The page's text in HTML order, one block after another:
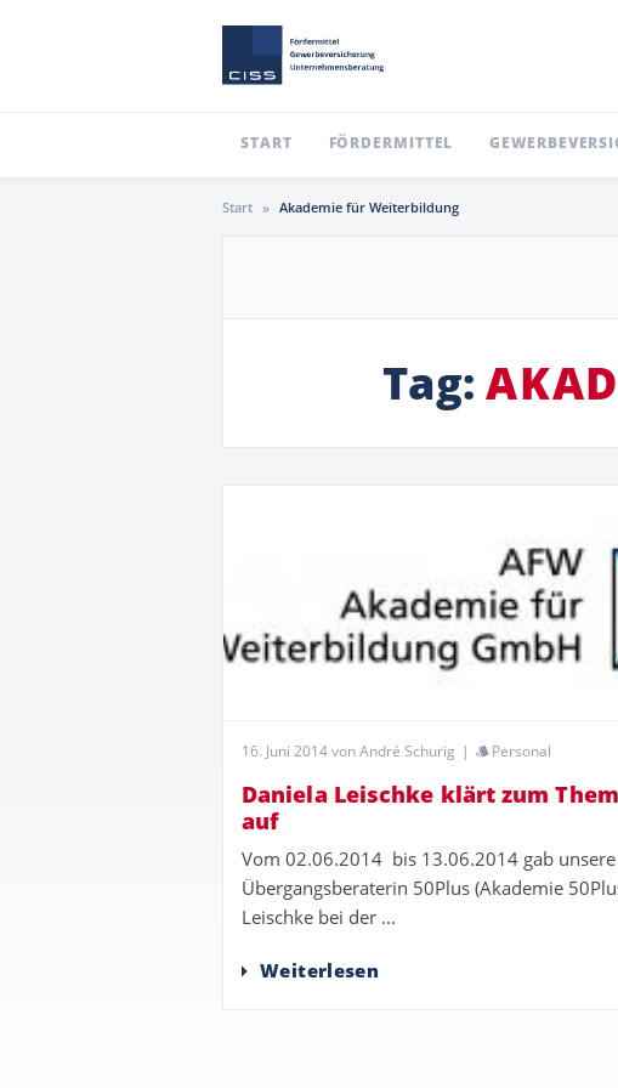
START FÖRDERMITTEL
Start » Akademie für Weiterbildung
Tag:
16. Juni 2014von André Schurig | Personal
Daniela Leischke klärt zum
auf
Vom 02.06.2014 bis 13.06.2014 gab
Übergangsberaterin 50Plus (Akademie
Leischke bei der ...
Weiterlesen